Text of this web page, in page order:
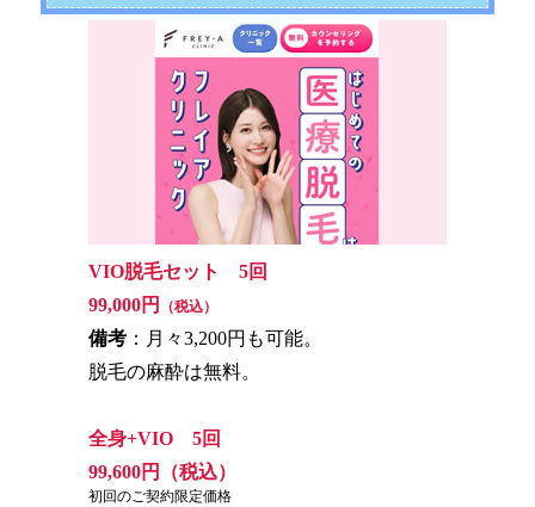
VIO脱毛セット 5回
99,000円
（税込）
備考 ：月々3,200円も可能。
脱毛の麻酔は無料。
全身+VIO 5回
99,600円（税込）
初回のご契約限定価格